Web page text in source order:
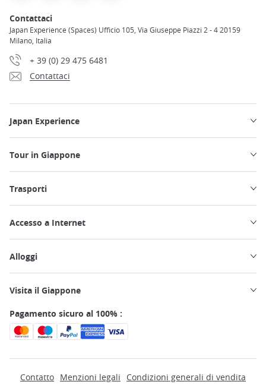
Contattaci
Japan Experience (Spaces) Ufficio 105, Via Giuseppe Piazzi 2 - 4 20159
Milano, Italia
+ 39 (0) 29 475 6481
Contattaci
Japan Experience
Tour in Giappone
Trasporti
Accesso a Internet
Alloggi
Visita il Giappone
Pagamento sicuro al 100% :
Contatto Menzioni legali Condizioni generali di vendita